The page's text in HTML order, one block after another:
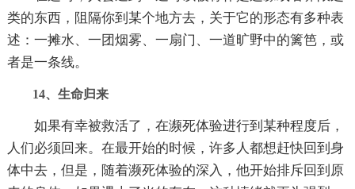
类的东西，阻隔你到某个地方去，关于它的形态有多种表
述：一摊水、一团烟雾、一扇门、一道旷野中的篱笆，或
者是一条线。
14、生命归来
如果有幸被救活了，在濒死体验进行到某种程度后，
人们必须回来。在最开始的时候，许多人都想赶快回到身
体中去，但是，随着濒死体验的深入，他开始排斥回到原